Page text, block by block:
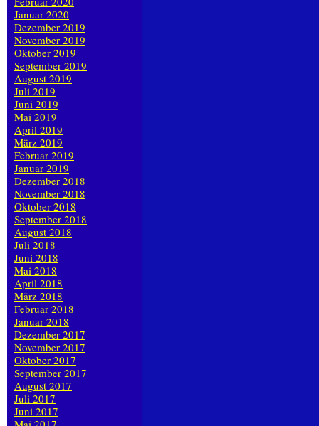
Januar 2020
Dezember 2019
November 2019
Oktober 2019
September 2019
August 2019
Juli 2019
Juni 2019
Mai 2019
April 2019
März 2019
Februar 2019
Januar 2019
Dezember 2018
November 2018
Oktober 2018
September 2018
August 2018
Juli 2018
Juni 2018
Mai 2018
April 2018
März 2018
Februar 2018
Januar 2018
Dezember 2017
November 2017
Oktober 2017
September 2017
August 2017
Juli 2017
Juni 2017